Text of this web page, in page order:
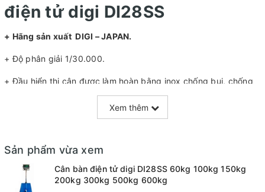
điện tử digi DI28SS
+ Hãng sản xuất DIGI – JAPAN.
+ Độ phân giải 1/30.000.
+ Đầu hiển thị cân được làm hoàn bằng inox chống bụi, chống
+ Đĩa cân được làm hoàn toàn bằng inox .
quanh.
Xem thêm
Sản phẩm vừa xem
Cân bàn điện tử digi DI28SS 60kg 100kg 150kg
200kg 300kg 500kg 600kg